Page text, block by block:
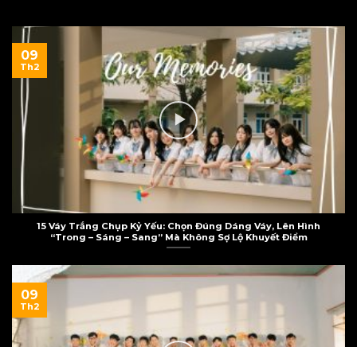
15 Váy Trắng Chụp Kỷ Yếu: Chọn Đúng Dáng Váy, Lên Hình
“Trong – Sáng – Sang” Mà Không Sợ Lộ Khuyết Điểm
09
Th2
09
Th2